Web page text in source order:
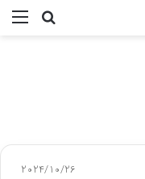
جستجو
2024/10/26